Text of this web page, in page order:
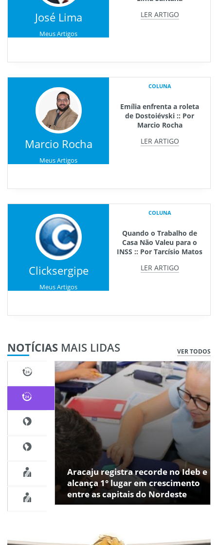
José Lima
Meus Artigos
LER ARTIGO
Marcio Rocha
Meus Artigos
COLUNA
Emília enfrenta a roleta
de Dostoiévski :: Por
Marcio Rocha
LER ARTIGO
Clicksergipe
Meus Artigos
COLUNA
Quando o Trabalho de
Casa Não Valeu para o
INSS :: Por Tarcísio Matos
LER ARTIGO
NOTÍCIAS MAIS LIDAS VER TODOS
Aracaju registra recorde no Ideb e
alcança 1° lugar em crescimento
entre as capitais do Nordeste